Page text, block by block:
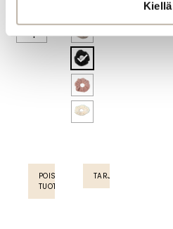
Kiellä
POISTUVA
TUOTE
TARJOUS